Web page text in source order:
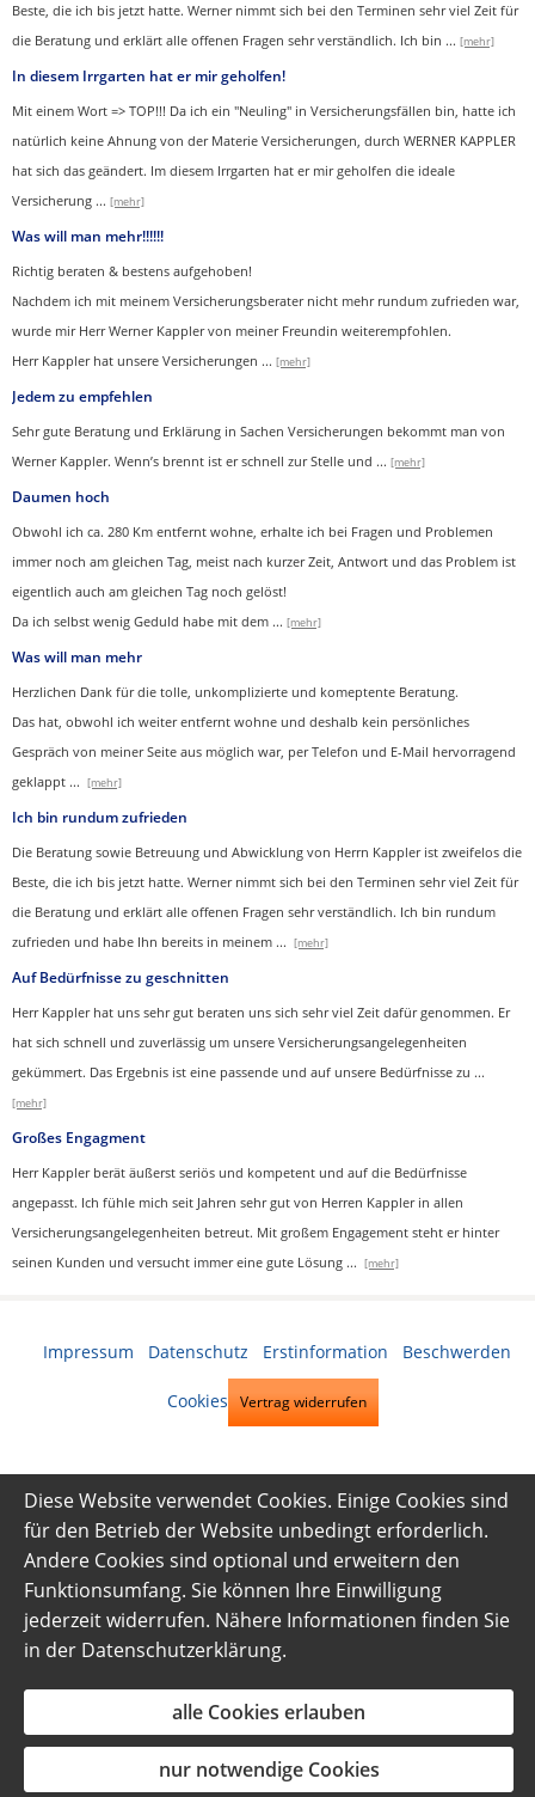
Beste, die ich bis jetzt hatte. Werner nimmt sich bei den Terminen sehr viel Zeit für
die Beratung und erklärt alle offenen Fragen sehr verständlich. Ich bin ... [mehr]
In diesem Irrgarten hat er mir geholfen!
Mit einem Wort => TOP!!! Da ich ein "Neuling" in Versicherungsfällen bin, hatte ich
natürlich keine Ahnung von der Materie Versicherungen, durch WERNER KAPPLER
hat sich das geändert. Im diesem Irrgarten hat er mir geholfen die ideale
Versicherung ... [mehr]
Was will man mehr!!!!!!
Richtig beraten & bestens aufgehoben!
Nachdem ich mit meinem Versicherungsberater nicht mehr rundum zufrieden war,
wurde mir Herr Werner Kappler von meiner Freundin weiterempfohlen.
Herr Kappler hat unsere Versicherungen ... [mehr]
Jedem zu empfehlen
Sehr gute Beratung und Erklärung in Sachen Versicherungen bekommt man von
Werner Kappler. Wenn’s brennt ist er schnell zur Stelle und ... [mehr]
Daumen hoch
Obwohl ich ca. 280 Km entfernt wohne, erhalte ich bei Fragen und Problemen
immer noch am gleichen Tag, meist nach kurzer Zeit, Antwort und das Problem ist
eigentlich auch am gleichen Tag noch gelöst!
Da ich selbst wenig Geduld habe mit dem ... [mehr]
Was will man mehr
Herzlichen Dank für die tolle, unkomplizierte und komeptente Beratung.
Das hat, obwohl ich weiter entfernt wohne und deshalb kein persönliches
Gespräch von meiner Seite aus möglich war, per Telefon und E-Mail hervorragend
geklappt ... [mehr]
Ich bin rundum zufrieden
Die Beratung sowie Betreuung und Abwicklung von Herrn Kappler ist zweifelos die
Beste, die ich bis jetzt hatte. Werner nimmt sich bei den Terminen sehr viel Zeit für
die Beratung und erklärt alle offenen Fragen sehr verständlich. Ich bin rundum
zufrieden und habe Ihn bereits in meinem ... [mehr]
Auf Bedürfnisse zu geschnitten
Herr Kappler hat uns sehr gut beraten uns sich sehr viel Zeit dafür genommen. Er
hat sich schnell und zuverlässig um unsere Versicherungsangelegenheiten
gekümmert. Das Ergebnis ist eine passende und auf unsere Bedürfnisse zu ...
[mehr]
Großes Engagment
Herr Kappler berät äußerst seriös und kompetent und auf die Bedürfnisse
angepasst. Ich fühle mich seit Jahren sehr gut von Herren Kappler in allen
Versicherungsangelegenheiten betreut. Mit großem Engagement steht er hinter
seinen Kunden und versucht immer eine gute Lösung ... [mehr]
Impressum Datenschutz Erstinformation Beschwerden
Cookies Vertrag widerrufen
Diese Website verwendet Cookies. Einige Cookies sind
für den Betrieb der Website unbedingt erforderlich.
Andere Cookies sind optional und erweitern den
Funktionsumfang. Sie können Ihre Einwilligung
jederzeit widerrufen. Nähere Informationen finden Sie
in der Datenschutzerklärung.
alle Cookies erlauben
nur notwendige Cookies